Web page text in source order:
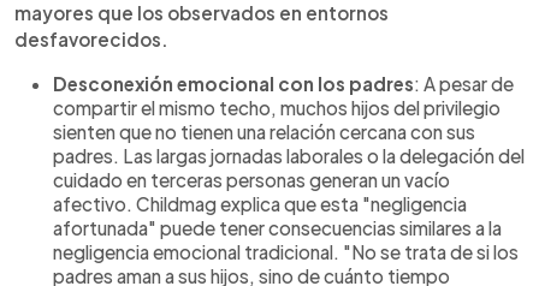
mayores que los observados en entornos
desfavorecidos.
Desconexión emocional con los padres: A pesar de
compartir el mismo techo, muchos hijos del privilegio
sienten que no tienen una relación cercana con sus
padres. Las largas jornadas laborales o la delegación del
cuidado en terceras personas generan un vacío
afectivo. Childmag explica que esta "negligencia
afortunada" puede tener consecuencias similares a la
negligencia emocional tradicional. "No se trata de si los
padres aman a sus hijos, sino de cuánto tiempo